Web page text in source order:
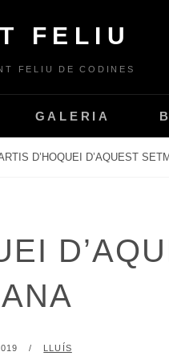
FELIU
FELIU DE CODINES
GALERIA
D’HOQUEI D’AQUEST
BY
LLUÍS